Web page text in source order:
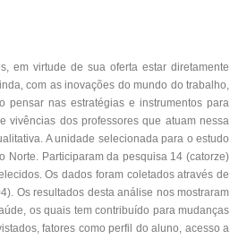
em virtude de sua oferta estar diretamente
com as inovações do mundo do trabalho,
pensar nas estratégias e instrumentos para
vivências dos professores que atuam nessa
A unidade selecionada para o estudo
Norte. Participaram da pesquisa 14 (catorze)
Os dados foram coletados através de
Os resultados desta análise nos mostraram
os quais tem contribuído para mudanças
fatores como perfil do aluno, acesso a